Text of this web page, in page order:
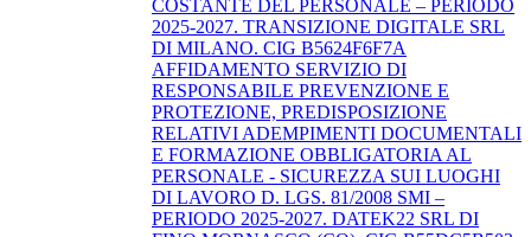
COSTANTE DEL PERSONALE – PERIODO
2025-2027. TRANSIZIONE DIGITALE SRL
DI MILANO. CIG B5624F6F7A
AFFIDAMENTO SERVIZIO DI
RESPONSABILE PREVENZIONE E
PROTEZIONE, PREDISPOSIZIONE
RELATIVI ADEMPIMENTI DOCUMENTALI
E FORMAZIONE OBBLIGATORIA AL
PERSONALE - SICUREZZA SUI LUOGHI
DI LAVORO D. LGS. 81/2008 SMI –
PERIODO 2025-2027. DATEK22 SRL DI